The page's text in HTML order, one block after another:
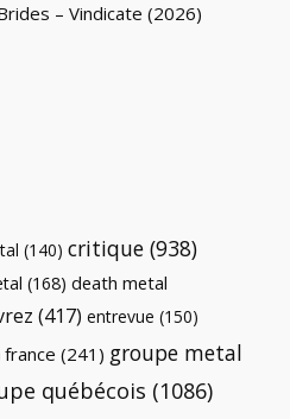
– Vindicate (2026)
(140) critique (938)
(168) death metal
(417) entrevue (150)
france (241) groupe metal
québécois (1086)